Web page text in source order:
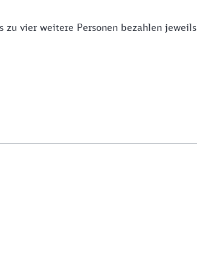
zu vier weitere Personen bezahlen jeweils